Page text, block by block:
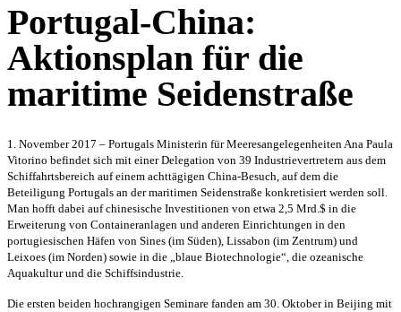
Portugal-China:
Aktionsplan für die
maritime Seidenstraße
1. November 2017 – Portugals Ministerin für Meeresangelegenheiten Ana Paula
Vitorino befindet sich mit einer Delegation von 39 Industrievertretern aus dem
Schiffahrtsbereich auf einem achttägigen China-Besuch, auf dem die
Beteiligung Portugals an der maritimen Seidenstraße konkretisiert werden soll.
Man hofft dabei auf chinesische Investitionen von etwa 2,5 Mrd.$ in die
Erweiterung von Containeranlagen und anderen Einrichtungen in den
portugiesischen Häfen von Sines (im Süden), Lissabon (im Zentrum) und
Leixoes (im Norden) sowie in die „blaue Biotechnologie“, die ozeanische
Aquakultur und die Schiffsindustrie.
Die ersten beiden hochrangigen Seminare fanden am 30. Oktober in Beijing mit